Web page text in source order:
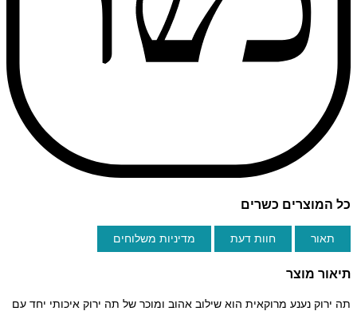
כל המוצרים כשרים
תאור חוות דעת מדיניות משלוחים
תיאור מוצר
תה ירוק נענע מרוקאית הוא שילוב אהוב ומוכר של תה ירוק איכותי יחד עם